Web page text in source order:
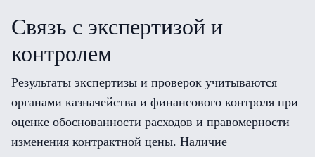
Связь с экспертизой и
контролем
Результаты экспертизы и проверок учитываются
органами казначейства и финансового контроля при
оценке обоснованности расходов и правомерности
изменения контрактной цены. Наличие